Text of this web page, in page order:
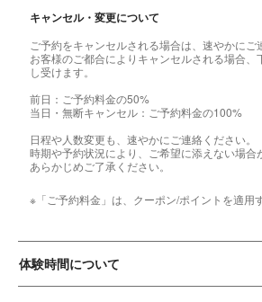
キャンセル・変更について
ご予約をキャンセルされる場合は、速やかにご
お客様のご都合によりキャンセルされる場合、
し受けます。
前日：ご予約料金の50%
当日・無断キャンセル：ご予約料金の100%
日程や人数変更も、速やかにご連絡ください。
時期や予約状況により、ご希望に添えない場合
あらかじめご了承ください。
※「ご予約料金」は、クーポン/ポイントを適用
体験時間について